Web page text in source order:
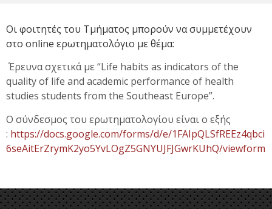
Οι φοιτητές του Τμήματος μπορούν να συμμετέχουν
στο online ερωτηματολόγιο με θέμα:
Έρευνα σχετικά με “Life habits as indicators of the
quality of life and academic performance of health
studies students from the Southeast Europe”.
Ο σύνδεσμος του ερωτηματολογίου είναι ο εξής
: https://docs.google.com/forms/d/e/1FAIpQLSfREEz4qbci
6seAitErZrymK2yo5YvLOgZ5GNYUJFJGwrKUhQ/viewform